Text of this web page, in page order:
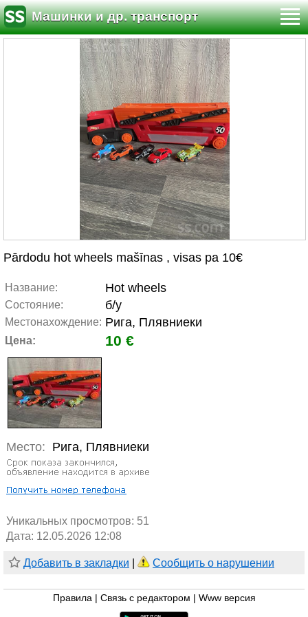
Машинки и др. транспорт
Pārdodu hot wheels mašīnas , visas pa 10€
Название: Hot wheels
Состояние: б/у
Местонахождение: Рига, Плявниеки
Цена: 10 €
Место: Рига, Плявниеки
Уникальных просмотров: 51
Дата: 12.05.2026 12:08
Добавить в закладки Сообщить о нарушении
Правила Связь с редактором Www версия